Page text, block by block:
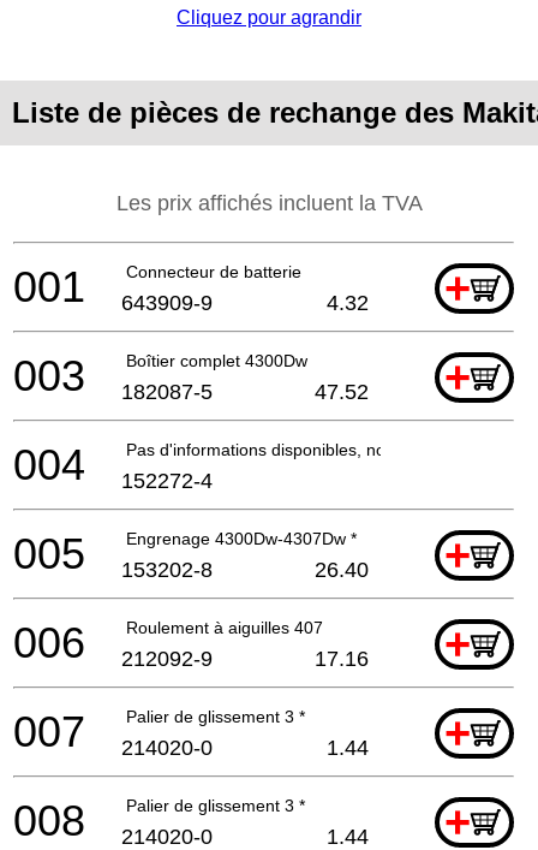
Cliquez pour agrandir
Liste de pièces de rechange des
Les prix affichés incluent la TVA
Connecteur de batterie +
001 643909-9 4.32
Boîtier complet 4300Dw +
003 182087-5 47.52
Pas d'informations disponibles, non commandable
004 152272-4
Engrenage 4300Dw-4307Dw * +
005 153202-8 26.40
Roulement à aiguilles 407 +
006 212092-9 17.16
Palier de glissement 3 * +
007 214020-0 1.44
Palier de glissement 3 * +
008 214020-0 1.44